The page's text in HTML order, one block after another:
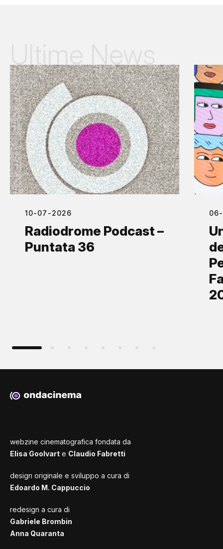
10-07-2026
Radiodrome Podcast –
Puntata 36
webzine cinematografica fondata da
Elisa Goolvart e Claudio Fabretti
design originale e sviluppo a cura di
Edoardo M. Cappuccio
redesign a cura di
Gabriele Brombin
Anna Quaranta